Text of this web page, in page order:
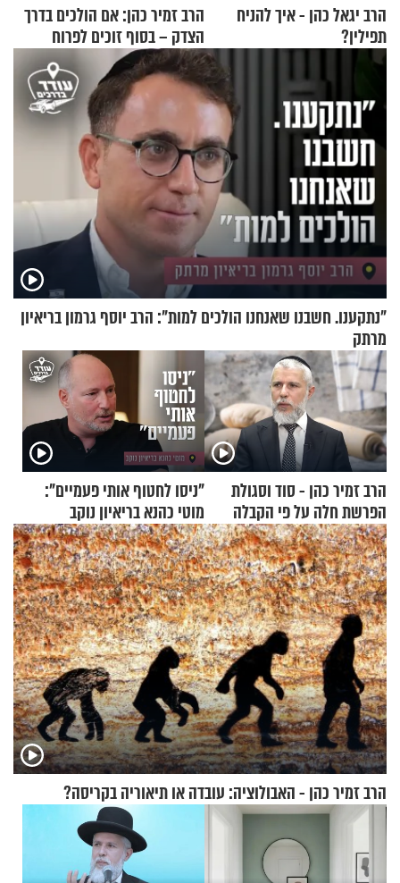
הרב יגאל כהן - איך להניח
תפילין?
הרב זמיר כהן: אם הולכים בדרך
הצדק – בסוף זוכים לפרוח
"נתקענו. חשבנו שאנחנו הולכים למות": הרב יוסף גרמון בריאיון
מרתק
הרב זמיר כהן - סוד וסגולת
הפרשת חלה על פי הקבלה
"ניסו לחטוף אותי פעמיים":
מוטי כהנא בריאיון נוקב
הרב זמיר כהן - האבולוציה: עובדה או תיאוריה בקריסה?